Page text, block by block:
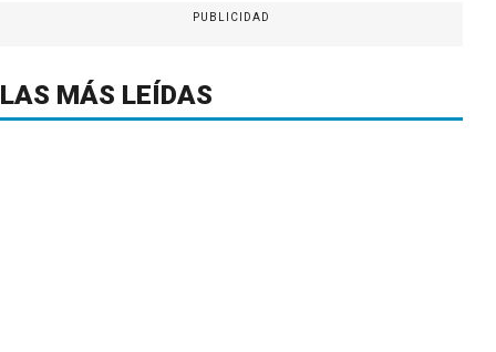
PUBLICIDAD
LAS MÁS LEÍDAS